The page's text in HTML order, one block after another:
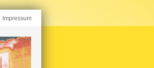
Impressum